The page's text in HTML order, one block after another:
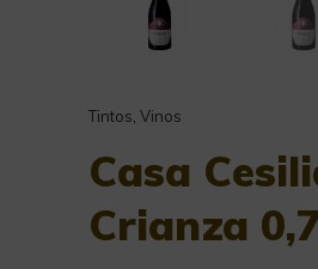
Tintos Vinos
Casa
Crianza